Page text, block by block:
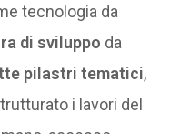
tecnologia da
di sviluppo da
pilastri tematici,
i lavori del